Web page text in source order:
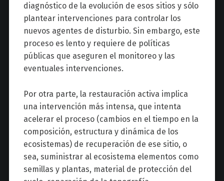
diagnóstico de la evolución de esos sitios y sólo
plantear intervenciones para controlar los
nuevos agentes de disturbio. Sin embargo, este
proceso es lento y requiere de políticas
públicas que aseguren el monitoreo y las
eventuales intervenciones.
Por otra parte, la restauración activa implica
una intervención más intensa, que intenta
acelerar el proceso (cambios en el tiempo en la
composición, estructura y dinámica de los
ecosistemas) de recuperación de ese sitio, o
sea, suministrar al ecosistema elementos como
semillas y plantas, material de protección del